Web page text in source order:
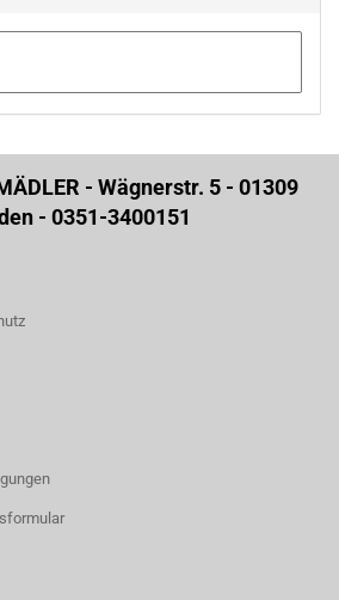
- Wägnerstr. 5 - 01309
- 0351-3400151